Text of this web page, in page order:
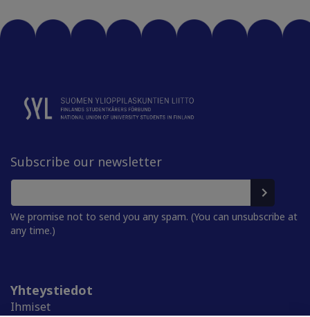
Subscribe our newsletter
We promise not to send you any spam. (You can unsubscribe at
any time.)
Yhteystiedot
Ihmiset